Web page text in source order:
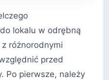
lokalu w odrębną
różnorodnymi
przed
Po pierwsze, należy